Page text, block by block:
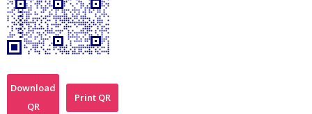
Download
QR
Print QR